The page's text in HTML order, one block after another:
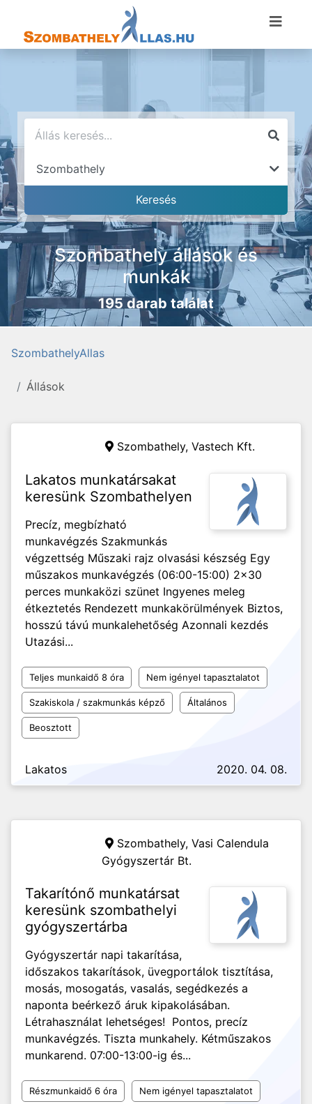
Szombathely állások és
munkák
195 darab találat
SzombathelyAllas
Állások
Szombathely, Vastech Kft.
Lakatos munkatársakat
keresünk Szombathelyen
Precíz, megbízható
munkavégzés Szakmunkás
végzettség Műszaki rajz olvasási készség Egy
műszakos munkavégzés (06:00-15:00) 2x30
perces munkaközi szünet Ingyenes meleg
étkeztetés Rendezett munkakörülmények Biztos,
hosszú távú munkalehetőség Azonnali kezdés
Utazási...
Teljes munkaidő 8 óra Nem igényel tapasztalatot
Szakiskola / szakmunkás képző Általános
Beosztott
Lakatos 2020. 04. 08.
Szombathely, Vasi Calendula
Gyógyszertár Bt.
Takarítónő munkatársat
keresünk szombathelyi
gyógyszertárba
Gyógyszertár napi takarítása,
időszakos takarítások, üvegportálok tisztítása,
mosás, mosogatás, vasalás, segédkezés a
naponta beérkező áruk kipakolásában.
Létrahasználat lehetséges! Pontos, precíz
munkavégzés. Tiszta munkahely. Kétműszakos
munkarend. 07:00-13:00-ig és...
Részmunkaidő 6 óra Nem igényel tapasztalatot